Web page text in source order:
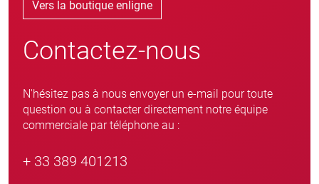
Vers la boutique enligne
Contactez-nous
N'hésitez pas à nous envoyer un e-mail pour toute
question ou à contacter directement notre équipe
commerciale par téléphone au :
+ 33 389 401213